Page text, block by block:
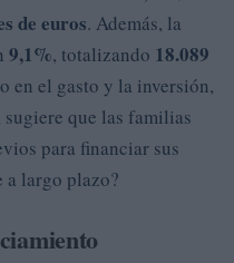
de euros. Además, la
9,1%, totalizando 18.089
en el gasto y la inversión,
que las familias
para financiar sus
a largo plazo?